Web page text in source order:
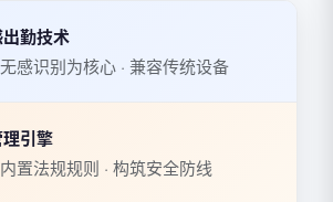
勤技术
感识别为核心 · 兼容传统设备
引擎
置法规规则 · 构筑安全防线